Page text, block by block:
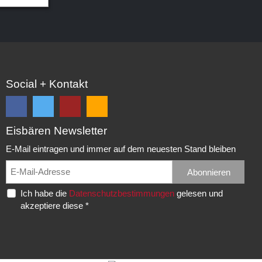
Social + Kontakt
Folge
Facebook
und
erhalte
die
Folge
Twitter
und
erhalte
die
EC
Rudolf-
Diesel-
Str.
Falls
Spielberichte,
etc.
Eisbären Newsletter
E-Mail eintragen und immer auf dem neuesten Stand bleiben
Abonnieren
Ich habe die Datenschutzbestimmungen gelesen und
akzeptiere diese *